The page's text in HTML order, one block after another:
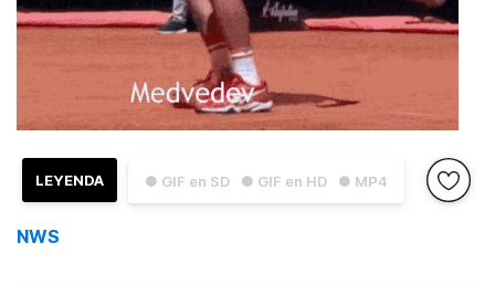
● GIF en SD ● GIF en HD ● MP4
LEYENDA
NWS